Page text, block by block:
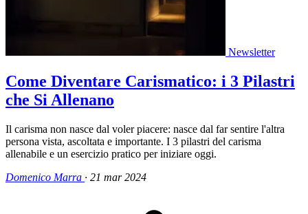
Newsletter
Come Diventare Carismatico: i 3 Pilastri
che Si Allenano
Il carisma non nasce dal voler piacere: nasce dal far sentire l'altra
persona vista, ascoltata e importante. I 3 pilastri del carisma
allenabile e un esercizio pratico per iniziare oggi.
Domenico Marra · 21 mar 2024